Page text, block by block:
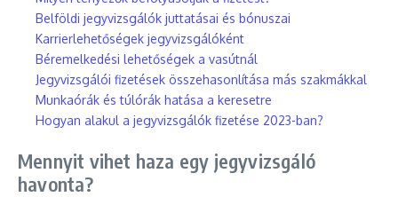
Belföldi jegyvizsgálók juttatásai és bónuszai
Karrierlehetőségek jegyvizsgálóként
Béremelkedési lehetőségek a vasútnál
Jegyvizsgálói fizetések összehasonlítása más szakmákkal
Munkaórák és túlórák hatása a keresetre
Hogyan alakul a jegyvizsgálók fizetése 2023-ban?
Mennyit vihet haza egy jegyvizsgáló
havonta?